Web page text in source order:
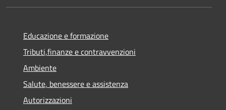
Educazione e formazione
Tributi,finanze e contravvenzioni
Ambiente
Salute, benessere e assistenza
Autorizzazioni